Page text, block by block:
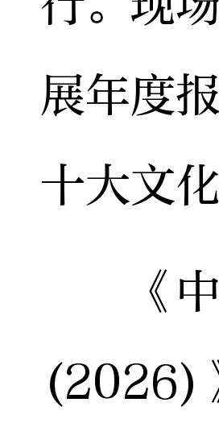
展年度
十大文
《中
(2026)